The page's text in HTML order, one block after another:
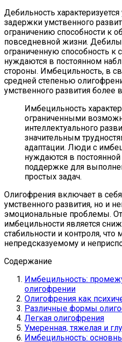
Дебильность
задержки умственного
ограничению способности к
повседневной жизни.
ограниченную способность
нуждаются в постоянном
стороны. Имбецильность, в
средней степенью
умственного развития более
Имбецильность
ограниченными
интеллектуального
значительным
адаптации. Люди с
нуждаются в
поддержке для
простых задач.
Олигофрения включает в
умственного развития, но и
эмоциональные проблемы.
имбецильности является
стабильности и контроля,
непредсказуемому и
Содержание
Имбецильность:
олигофрении
Олигофрения как
Различные формы
Легкая олигофрения
Умеренная, тяжелая и
Имбецильность: